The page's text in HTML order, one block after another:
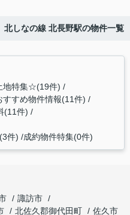
北しなの線 北長野駅の物件一覧
地特集☆(19件)
すすめ物件情報(11件)
(11件)
件) 成約物件特集(0件)
諏訪市
北佐久郡御代田町
佐久市